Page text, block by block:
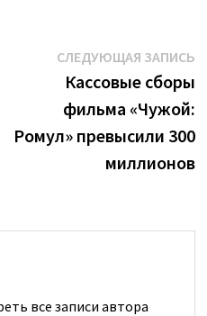
СЛЕДУЮЩАЯ ЗАПИСЬ
Кассовые сборы
фильма «Чужой:
Ромул» превысили 300
миллионов
все записи автора